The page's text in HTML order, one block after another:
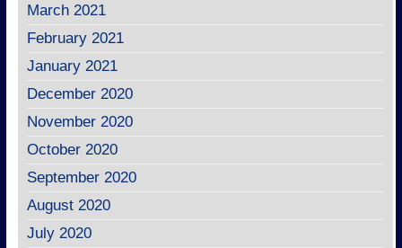
March 2021
February 2021
January 2021
December 2020
November 2020
October 2020
September 2020
August 2020
July 2020